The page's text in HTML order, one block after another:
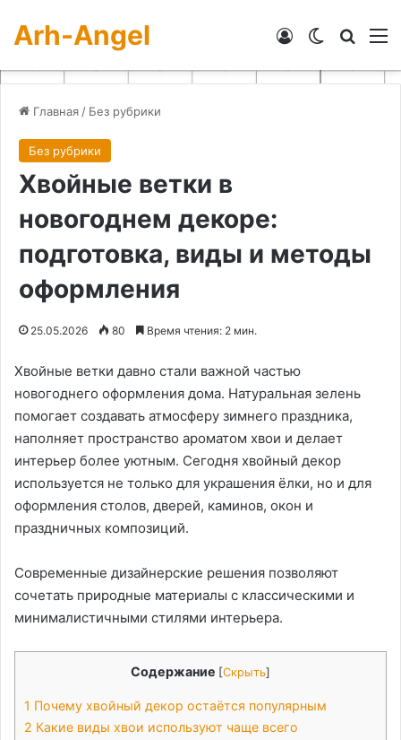
Arh-Angel Switch skin
Войти
Главная / Без рубрики
Без рубрики
Хвойные ветки в
новогоднем декоре:
подготовка, виды и методы
оформления
25.05.2026 80 Время чтения: 2 мин.
Хвойные ветки давно стали важной частью
новогоднего оформления дома. Натуральная зелень
помогает создавать атмосферу зимнего праздника,
наполняет пространство ароматом хвои и делает
интерьер более уютным. Сегодня хвойный декор
используется не только для украшения ёлки, но и для
оформления столов, дверей, каминов, окон и
праздничных композиций.
Современные дизайнерские решения позволяют
сочетать природные материалы с классическими и
минималистичными стилями интерьера.
Содержание [Скрыть]
1 Почему хвойный декор остаётся популярным
2 Какие виды хвои используют чаще всего